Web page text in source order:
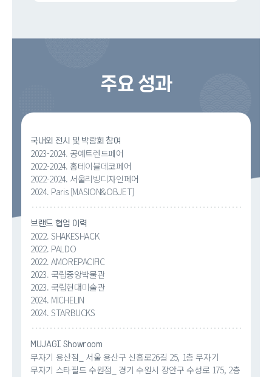
주요 성과
국내외 전시 및 박람회 참여
2023-2024. 공예트렌드페어
2022-2024. 홈테이블데코페어
2022-2024. 서울리빙디자인페어
2024. Paris [MASION&OBJET]
브랜드 협업 이력
2022. SHAKESHACK
2022. PALDO
2022. AMOREPACIFIC
2023. 국립중앙박물관
2023. 국립현대미술관
2024. MICHELIN
2024. STARBUCKS
MUJAGI Showroom
무자기 용산점_ 서울 용산구 신흥로26길 25, 1층 무자기
무자기 스타필드 수원점_ 경기 수원시 장안구 수성로 175, 2층